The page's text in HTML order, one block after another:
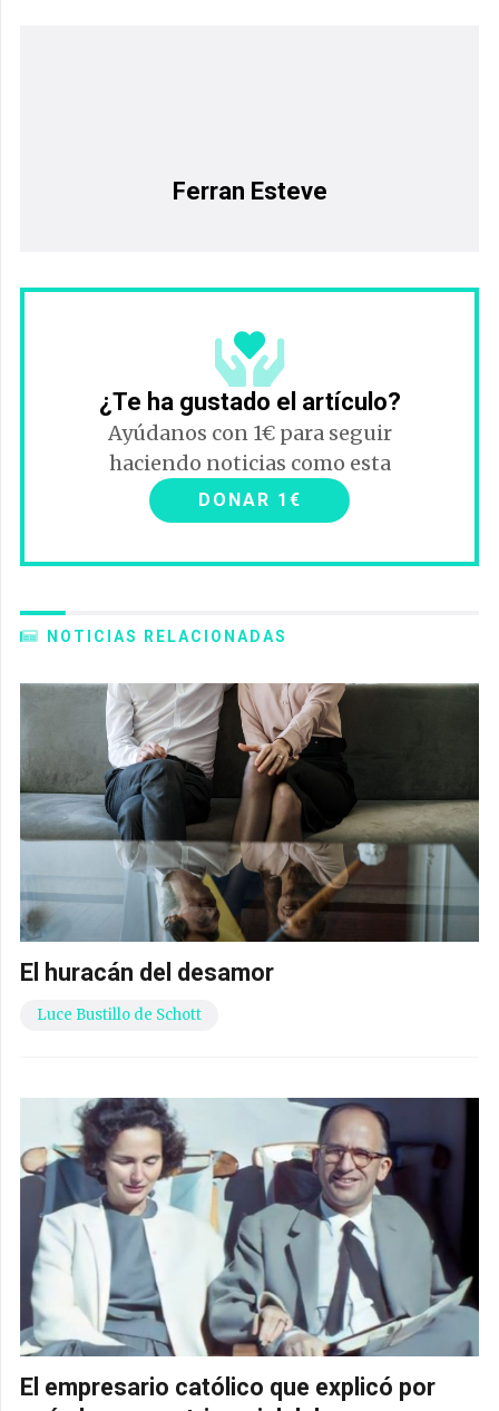
Ferran Esteve
¿Te ha gustado el artículo?
Ayúdanos con 1€ para seguir
haciendo noticias como esta
DONAR 1€
NOTICIAS RELACIONADAS
El huracán del desamor
Luce Bustillo de Schott
El empresario católico que explicó por